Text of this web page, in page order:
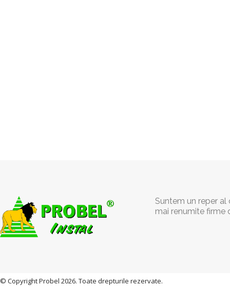
Suntem un reper
mai renumite firme
© Copyright Probel 2026. Toate drepturile rezervate.